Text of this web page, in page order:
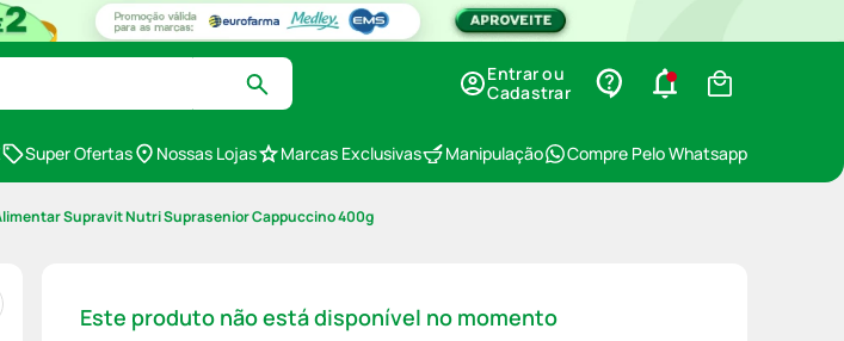
Entrar ou
Cadastrar
Super Ofertas Nossas Lojas Marcas Exclusivas Manipulação Compre Pelo Whatsapp
Supravit Nutri Suprasenior Cappuccino 400g
Este produto não está disponível no momento